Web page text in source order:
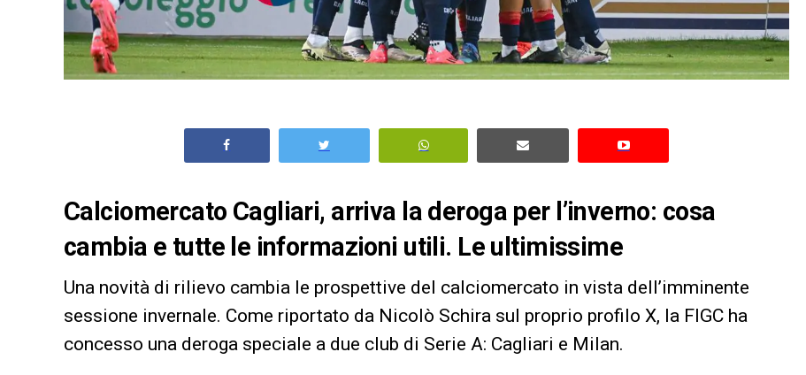
Calciomercato Cagliari, arriva la deroga per l’inverno: cosa
cambia e tutte le informazioni utili. Le ultimissime
Una novità di rilievo cambia le prospettive del calciomercato in vista dell’imminente
sessione invernale. Come riportato da Nicolò Schira sul proprio profilo X, la FIGC ha
concesso una deroga speciale a due club di Serie A: Cagliari e Milan.